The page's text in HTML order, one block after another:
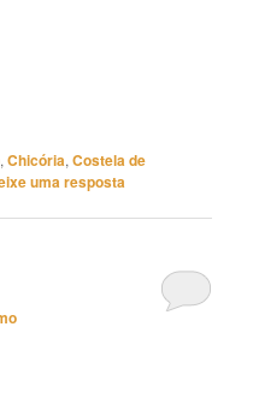
,Chicória,Costela de
uma resposta